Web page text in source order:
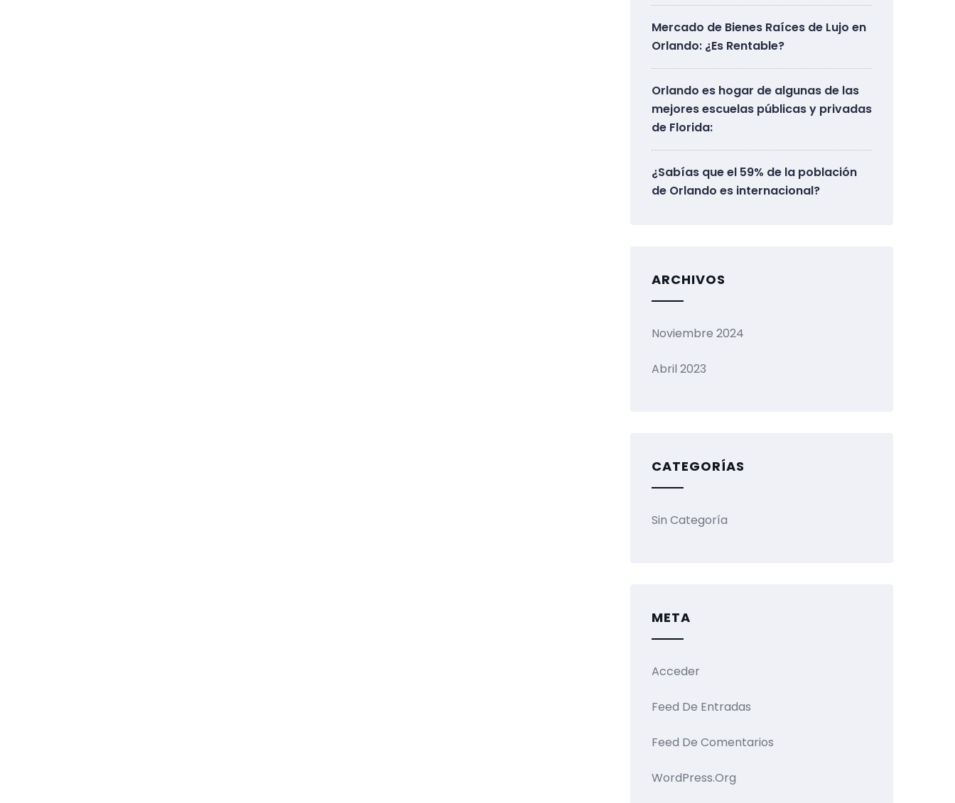
Mercado de Bienes Raíces de Lujo en
Orlando: ¿Es Rentable?
Orlando es hogar de algunas de las
mejores escuelas públicas y privadas
de Florida:
¿Sabías que el 59% de la población
de Orlando es internacional?
ARCHIVOS
Noviembre 2024
Abril 2023
CATEGORÍAS
Sin Categoría
META
Acceder
Feed De Entradas
Feed De Comentarios
WordPress.org